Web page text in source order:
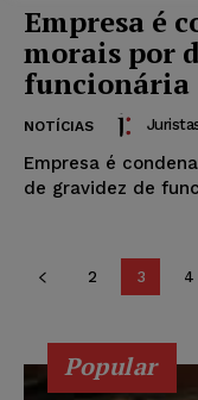
Empresa é
morais por
funcionária
NOTÍCIAS
Empresa é
de gravidez de
2 3 4
Popular